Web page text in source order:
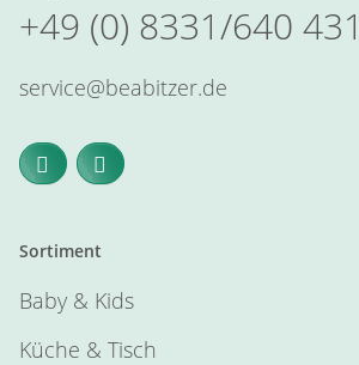
+49 (0) 8331/640
service@beabitzer.de
Sortiment
Baby & Kids
Küche & Tisch